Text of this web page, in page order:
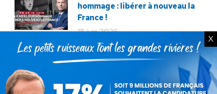
hommage : libérer à nouveau la
France !
18 juin 2026
Macron veut tuer notre
12 décembre 2025
X